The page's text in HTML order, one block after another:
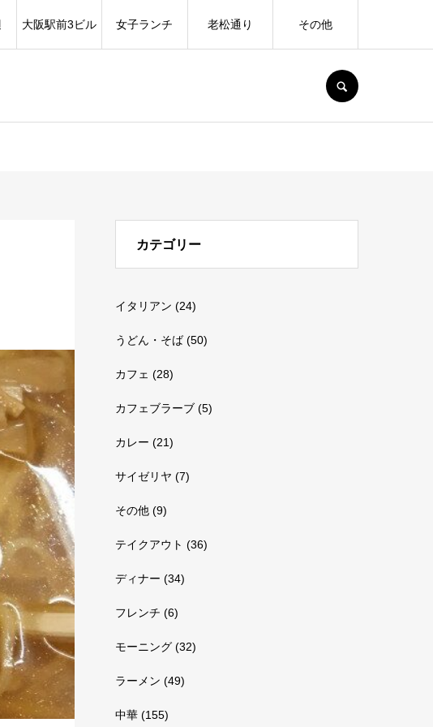
大阪駅前3ビル 女子ランチ 老松通り その他
カテゴリー
イタリアン (24)
うどん・そば(50)
カフェ (28)
カフェブラーブ (5)
カレー (21)
サイゼリヤ (7)
その他 (9)
テイクアウト (36)
ディナー (34)
フレンチ (6)
モーニング (32)
ラーメン (49)
中華 (155)